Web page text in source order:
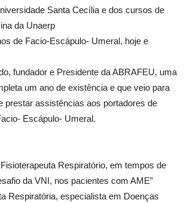
Santa Cecília e dos cursos de
da Unaerp
de Facio-Escápulo- Umeral, hoje e
fundador e Presidente da ABRAFEU, uma
um ano de existência e que veio para
prestar assistências aos portadores de
Escápulo- Umeral.
Respiratório, em tempos de
da VNI, nos pacientes com AME”
Respiratória, especialista em Doenças